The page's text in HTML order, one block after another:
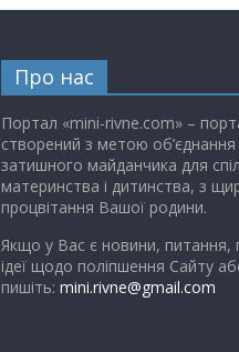
Про нас
Портал «mini-rivne.com» –
створений з метою
затишного майданчика для
материнства і дитинства, з
процвітання Вашої родини.
Якщо у Вас є новини, питання,
ідеї щодо поліпшення Сайту
пишіть: mini.rivne@gmail.com